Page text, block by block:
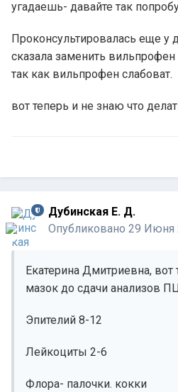
угадаешь- давайте так
Проконсультировалась еще у
сказала заменить
так как вильпрофен слабоват.
вот теперь и не знаю что
Дубинская Е. Д.
Опубликовано 29 Июня
Екатерина Дмитриевна,
мазок до сдачи анализов
Эпителий 8-12
Лейкоциты 2-6
Флора- палочки. кокки